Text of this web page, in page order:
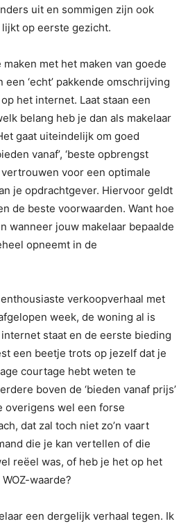
uit en sommigen zijn ook
op eerste gezicht.
met het maken van goede
een ‘echt’ pakkende omschrijving
het internet. Laat staan een
belang heb je dan als makelaar
gaat uiteindelijk om goed
vanaf’, ‘beste opbrengst
voor een optimale
je opdrachtgever. Hiervoor geldt
de beste voorwaarden. Want hoe
wanneer jouw makelaar bepaalde
opneemt in de
verkoopverhaal met
week, de woning al is
staat en de eerste bieding
een beetje trots op jezelf dat je
courtage hebt weten te
boven de ‘bieden vanaf prijs’
overigens wel een forse
dat zal toch niet zo’n vaart
die je kan vertellen of die
reëel was, of heb je het op het
waarde?
een dergelijk verhaal tegen. Ik